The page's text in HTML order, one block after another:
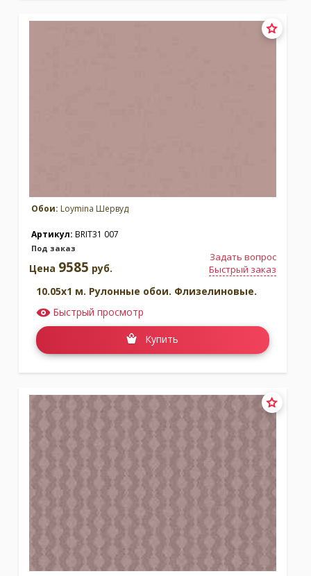
Обои: Loymina Шервуд
Артикул: BRIT31 007
Под заказ
Задать вопрос
Быстрый заказ
Цена 9585 руб.
10.05x1 м. Рулонные обои. Флизелиновые.
Быстрый просмотр
Купить